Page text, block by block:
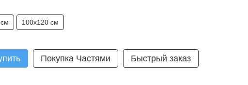
100х120 см
Покупка Частями Быстрый заказ